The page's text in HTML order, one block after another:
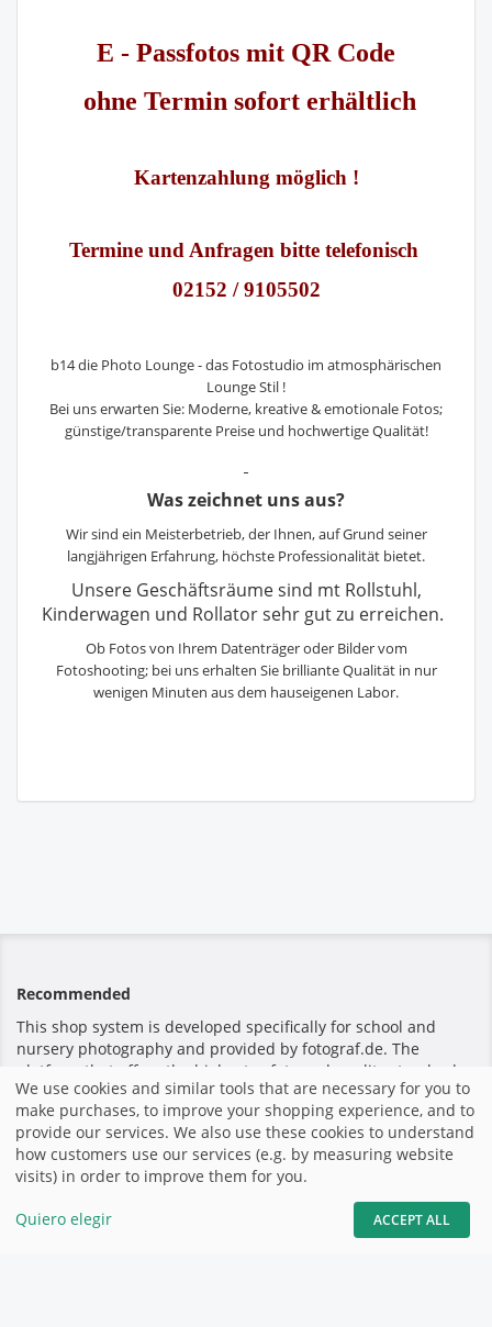
E - Passfotos mit QR Code
ohne Termin sofort erhältlich
Kartenzahlung möglich !
Termine und Anfragen bitte telefonisch
02152 / 9105502
b14 die Photo Lounge - das Fotostudio im atmosphärischen
Lounge Stil !
Bei uns erwarten Sie: Moderne, kreative & emotionale Fotos;
günstige/transparente Preise und hochwertige Qualität!
Was zeichnet uns aus?
Wir sind ein Meisterbetrieb, der Ihnen, auf Grund seiner
langjährigen Erfahrung, höchste Professionalität bietet.
Unsere Geschäftsräume sind mt Rollstuhl,
Kinderwagen und Rollator sehr gut zu erreichen.
Ob Fotos von Ihrem Datenträger oder Bilder vom
Fotoshooting; bei uns erhalten Sie brilliante Qualität in nur
wenigen Minuten aus dem hauseigenen Labor.
Recommended
This shop system is developed specifically for school and
nursery photography and provided by fotograf.de. The
platform that offers the highest safety and quality standards
for teachers and parents.
Pago seguro
We use cookies and similar tools that are necessary for you to
make purchases, to improve your shopping experience, and to
provide our services. We also use these cookies to understand
how customers use our services (e.g. by measuring website
visits) in order to improve them for you.
Quiero elegir ACCEPT ALL